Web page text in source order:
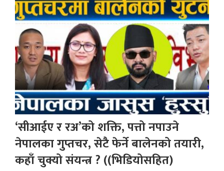
‘सीआईए र रअ’को शक्ति, पत्तो नपाउने
नेपालका गुप्तचर, सेटै फेर्ने बालेनको तयारी,
कहाँ चुक्यो संयन्त्र ? ((भिडियोसहित)